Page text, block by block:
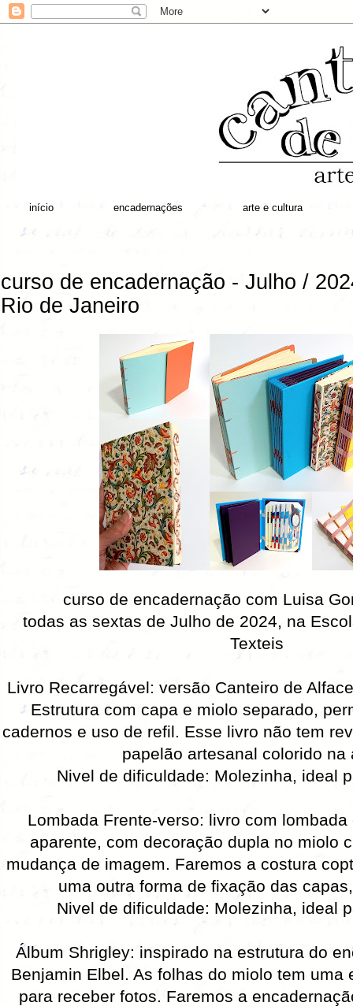
início encadernações arte e cultura
curso de encadernação - Julho /
Rio de Janeiro
curso de encadernação com Luisa
todas as sextas de Julho de 2024, na
Texteis
Livro Recarregável: versão Canteiro de
Estrutura com capa e miolo separado,
cadernos e uso de refil. Esse livro não tem
papelão artesanal colorido
Nivel de dificuldade: Molezinha, ideal
Lombada Frente-verso: livro com
aparente, com decoração dupla no miolo
mudança de imagem. Faremos a costura
uma outra forma de fixação das
Nivel de dificuldade: Molezinha, ideal
Álbum Shrigley: inspirado na estrutura do
Benjamin Elbel. As folhas do miolo tem uma
para receber fotos. Faremos a